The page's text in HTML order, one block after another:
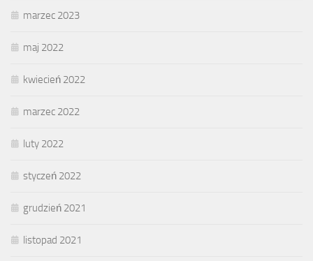
marzec 2023
maj 2022
kwiecień 2022
marzec 2022
luty 2022
styczeń 2022
grudzień 2021
listopad 2021